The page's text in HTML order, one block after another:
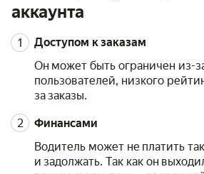
аккаунта
Доступом к заказам
Он может быть ограничен из-
пользователей, низкого
за заказы.
Финансами
Водитель может не платить
и задолжать. Так как он